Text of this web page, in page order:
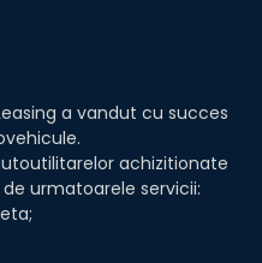
a vandut cu succes
achizitionate
urmatoarele servicii: